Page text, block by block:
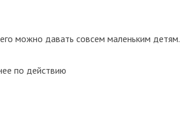
можно давать совсем маленьким детям.
по действию